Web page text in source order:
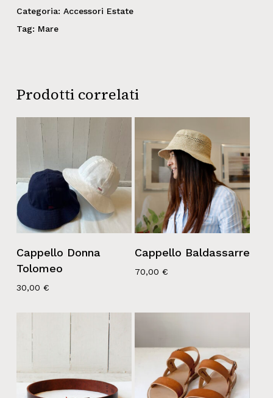
Categoria: Accessori Estate
Tag: Mare
Prodotti correlati
Cappello Donna
Tolomeo
30,00 €
Cappello Baldassarre
70,00€